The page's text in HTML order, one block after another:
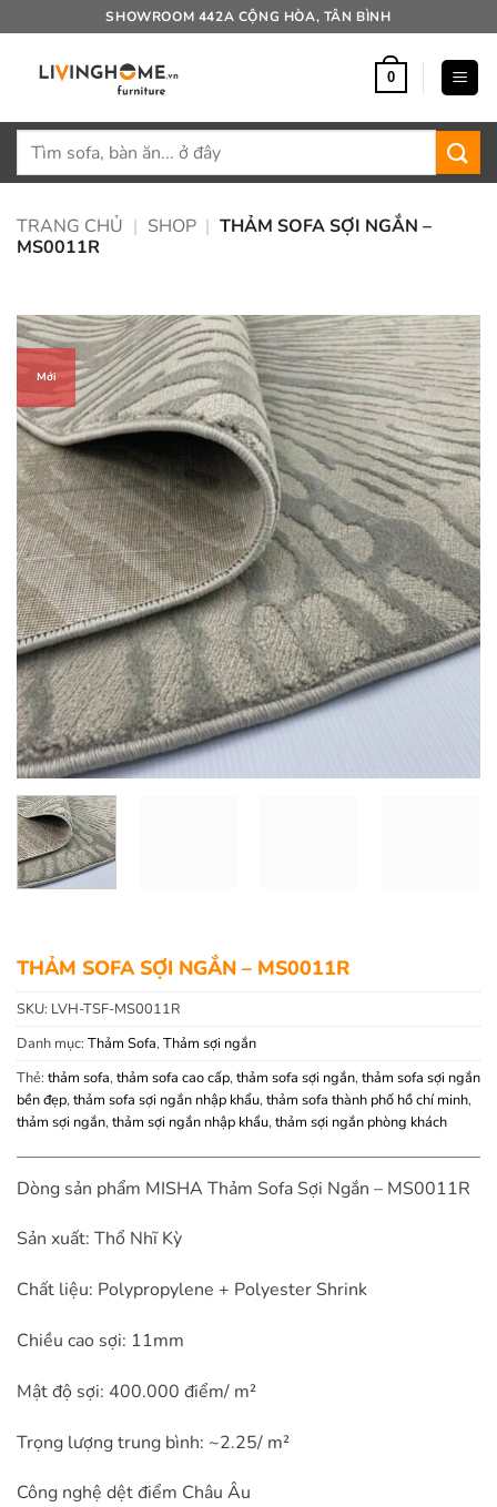
qua
SHOWROOM 442A CỘNG HÒA, TÂN BÌNH
0
Tìm
TRANG CHỦ | SHOP | THẢM SOFA SỢI NGẮN –
MS0011R
Mới
THẢM SOFA SỢI NGẮN – MS0011R
SKU: LVH-TSF-MS0011R
Danh mục: Thảm Sofa, Thảm sợi ngắn
Thẻ: thảm sofa, thảm sofa cao cấp, thảm sofa sợi ngắn, thảm sofa sợi ngắn
bền đẹp, thảm sofa sợi ngắn nhập khẩu, thảm sofa thành phố hồ chí minh,
thảm sợi ngắn, thảm sợi ngắn nhập khẩu, thảm sợi ngắn phòng khách
Dòng sản phẩm MISHA Thảm Sofa Sợi Ngắn – MS0011R
Sản xuất: Thổ Nhĩ Kỳ
Chất liệu: Polypropylene + Polyester Shrink
Chiều cao sợi: 11mm
Mật độ sợi: 400.000 điểm/ m²
Trọng lượng trung bình: ~2.25/ m²
Công nghệ dệt điểm Châu Âu